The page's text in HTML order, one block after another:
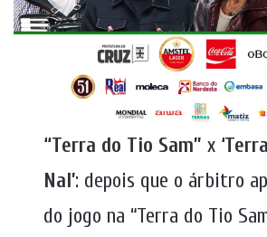
“Terra do Tio Sam”x
Nal’: depois que o árbitro
do jogo na “Terra do Tio